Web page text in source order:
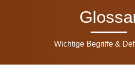
Wichtige Begriffe &